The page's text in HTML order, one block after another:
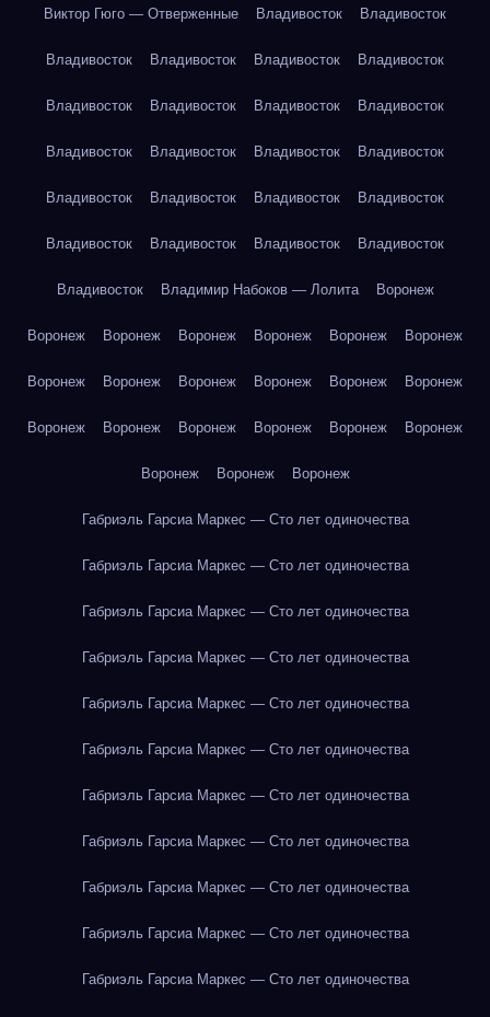
Виктор Гюго — Отверженные Владивосток Владивосток
Владивосток Владивосток Владивосток Владивосток
Владивосток Владивосток Владивосток Владивосток
Владивосток Владивосток Владивосток Владивосток
Владивосток Владивосток Владивосток Владивосток
Владивосток Владивосток Владивосток Владивосток
Владивосток Владимир Набоков — Лолита Воронеж
Воронеж Воронеж Воронеж Воронеж Воронеж Воронеж
Воронеж Воронеж Воронеж Воронеж Воронеж Воронеж
Воронеж Воронеж Воронеж Воронеж Воронеж Воронеж
Воронеж Воронеж Воронеж
Габриэль Гарсиа Маркес — Сто лет одиночества
Габриэль Гарсиа Маркес — Сто лет одиночества
Габриэль Гарсиа Маркес — Сто лет одиночества
Габриэль Гарсиа Маркес — Сто лет одиночества
Габриэль Гарсиа Маркес — Сто лет одиночества
Габриэль Гарсиа Маркес — Сто лет одиночества
Габриэль Гарсиа Маркес — Сто лет одиночества
Габриэль Гарсиа Маркес — Сто лет одиночества
Габриэль Гарсиа Маркес — Сто лет одиночества
Габриэль Гарсиа Маркес — Сто лет одиночества
Габриэль Гарсиа Маркес — Сто лет одиночества